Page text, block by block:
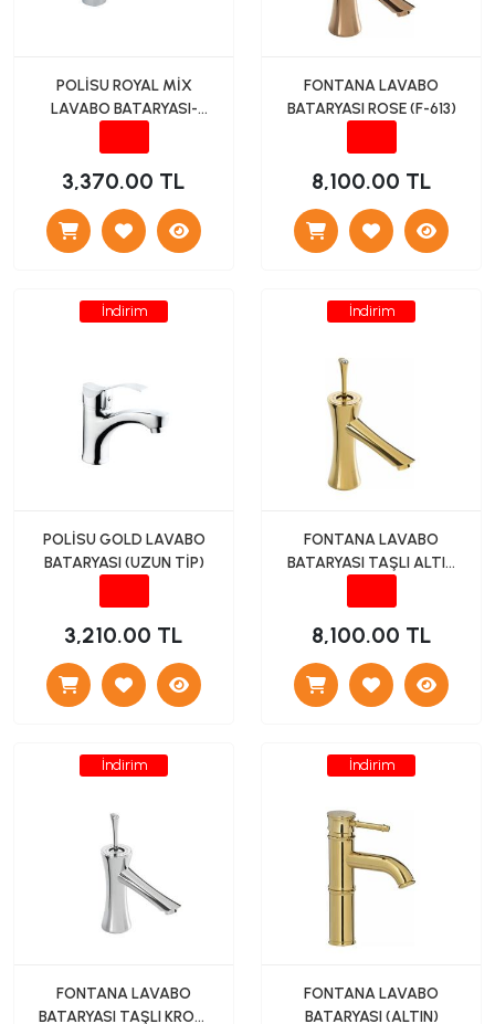
POLİSU ROYAL MİX
LAVABO BATARYASI-
3,370.00 TL
FONTANA LAVABO
BATARYASI ROSE (F-613)
8,100.00 TL
İndirim
POLİSU GOLD LAVABO
BATARYASI (UZUN TİP)
3,210.00 TL
İndirim
FONTANA LAVABO
BATARYASI TAŞLI ALTIN
8,100.00 TL
İndirim
FONTANA LAVABO
BATARYASI TAŞLI KROM
İndirim
FONTANA LAVABO
BATARYASI (ALTIN)